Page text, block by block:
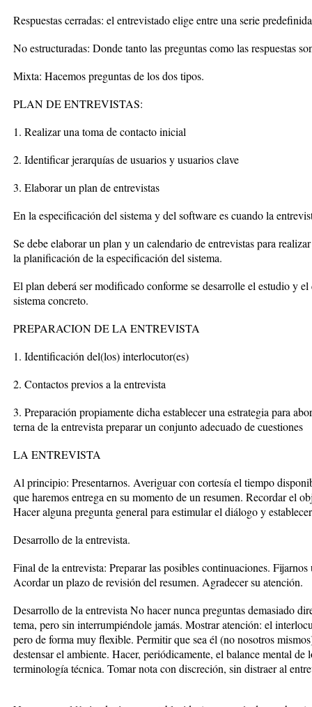
Respuestas cerradas: el entrevistado elige entre una serie
No estructuradas: Donde tanto las preguntas como las respuestas
Mixta: Hacemos preguntas de los dos tipos.
PLAN DE ENTREVISTAS:
1. Realizar una toma de contacto inicial
2. Identificar jerarquías de usuarios y usuarios clave
3. Elaborar un plan de entrevistas
En la especificación del sistema y del software es cuando la
Se debe elaborar un plan y un calendario de entrevistas para
la planificación de la especificación del sistema.
El plan deberá ser modificado conforme se desarrolle el estudio y el
sistema concreto.
PREPARACION DE LA ENTREVISTA
1. Identificación del(los) interlocutor(es)
2. Contactos previos a la entrevista
3. Preparación propiamente dicha establecer una estrategia para
terna de la entrevista preparar un conjunto adecuado de cuestiones
LA ENTREVISTA
Al principio: Presentarnos. Averiguar con cortesía el tiempo
que haremos entrega en su momento de un resumen. Recordar el
Hacer alguna pregunta general para estimular el diálogo y
Desarrollo de la entrevista.
Final de la entrevista: Preparar las posibles continuaciones.
Acordar un plazo de revisión del resumen. Agradecer su atención.
Desarrollo de la entrevista No hacer nunca preguntas demasiado
tema, pero sin interrumpiéndole jamás. Mostrar atención: el
pero de forma muy flexible. Permitir que sea él (no nosotros
destensar el ambiente. Hacer, periódicamente, el balance mental
terminología técnica. Tomar nota con discreción, sin distraer al